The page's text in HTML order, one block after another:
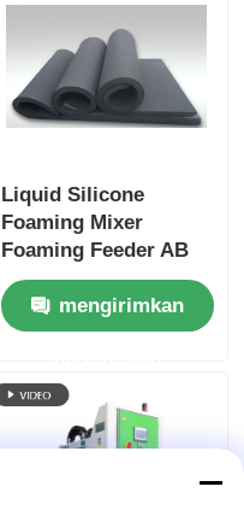
Liquid Silicone
Foaming Mixer
Foaming Feeder AB
Adhesive LSR Dosing
Systemmengirimkan